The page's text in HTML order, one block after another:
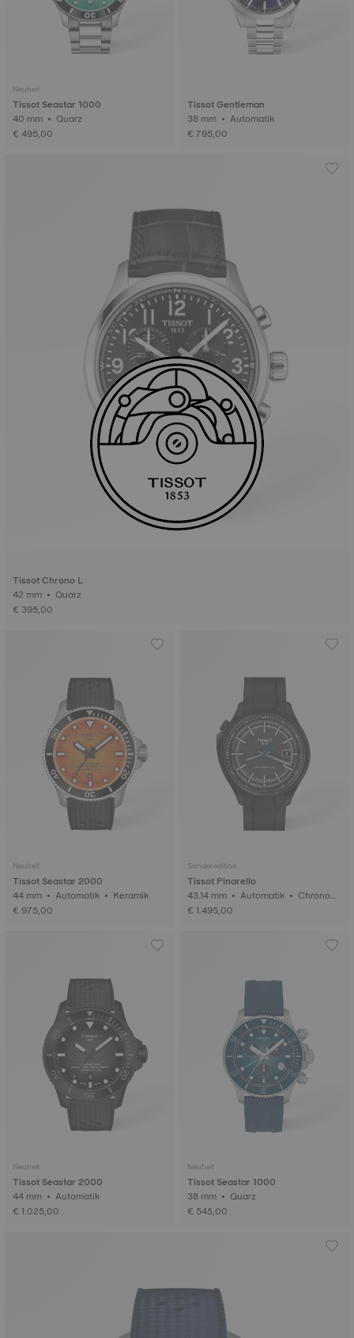
Neuheit
Tissot Seastar 1000
40 mm • Quarz
€ 495,00
Tissot Gentleman
38 mm • Automatik
€ 795,00
Tissot Chrono L
42 mm • Quarz
€ 395,00
Neuheit
Tissot Seastar 2000
44 mm • Automatik • Keramik
€ 975,00
Sonderedition
Tissot Pinarello
43.14 mm • Automatik • Chronom
eter (COSC) • Geschmiedetes Car
€ 1.495,00
Neuheit
Tissot Seastar 2000
44 mm • Automatik
€ 1.025,00
Neuheit
Tissot Seastar 1000
38 mm • Quarz
€ 545,00